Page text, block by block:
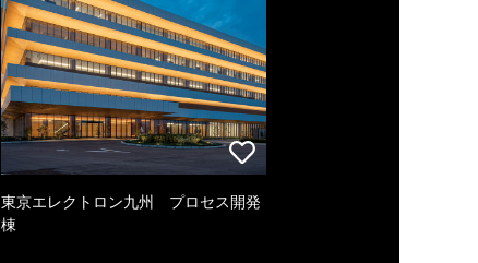
東京エレクトロン九州 プロセス開発
棟